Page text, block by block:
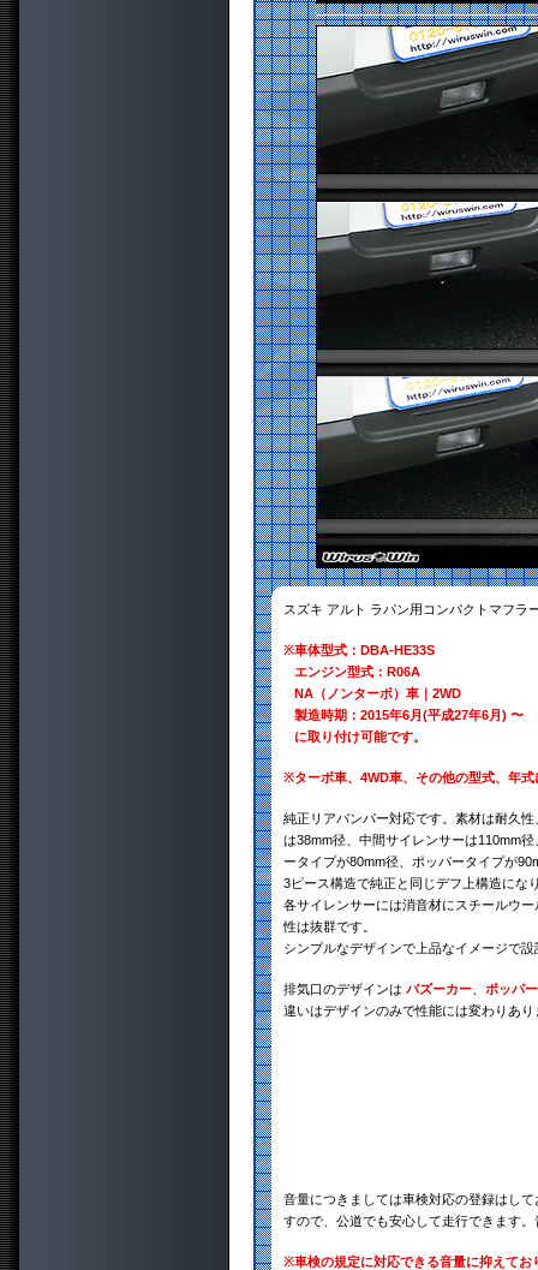
スズキ アルト ラパン用コンパクトマフラ
※車体型式：DBA-HE33S
エンジン型式：R06A
NA（ノンターボ）車｜2WD
製造時期：2015年6月(平成27年6月) 〜
に取り付け可能です。
※ターボ車、4WD車、その他の型式、年
純正リアバンパー対応です。素材は耐久
は38mm径、中間サイレンサーは110mm
ータイプが80mm径、ポッパータイプが
3ピース構造で純正と同じデフ上構造にな
各サイレンサーには消音材にスチールウ
性は抜群です。
シンプルなデザインで上品なイメージで
排気口のデザインは バズーカー
ポッパー
違いはデザインのみで性能には変わりあ
音量につきましては車検対応の登録はし
すので、公道でも安心して走行できます
※車検の規定に対応できる音量に抑えて